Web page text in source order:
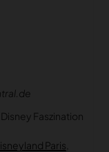
Faszination
Paris